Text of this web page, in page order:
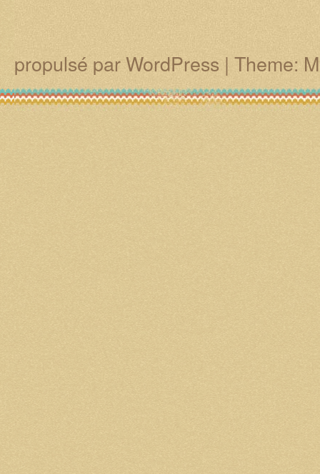
propulsé par WordPress| Theme: